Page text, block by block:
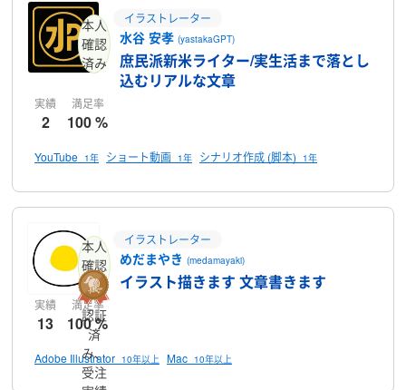
本人
確認
済み
イラストレーター
水谷 安孝(yastakaGPT)
庶民派新米ライター/実生活まで落とし
込むリアルな文章
実績
2
満足率
100 %
YouTube 1年 ショート動画 1年 シナリオ作成 (脚本) 1年
本人
確認
済み
イラストレーター
めだまやき(medamayaki)
イラスト描きます 文章書きます
実績
13
満足率
100 %
Adobe Illustrator 10年以上 Mac 10年以上
認証
済
み、
受注